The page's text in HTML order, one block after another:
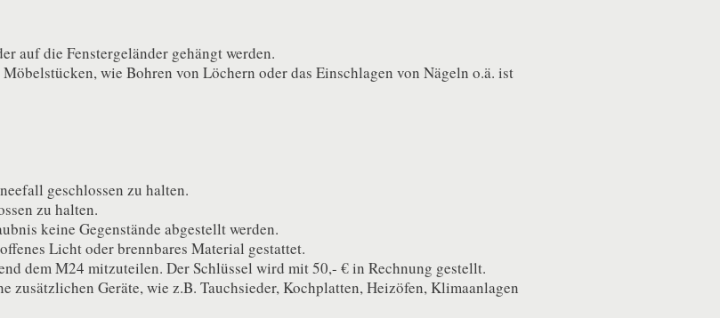
auf die Fenstergeländer gehängt werden.
wie Bohren von Löchern oder das Einschlagen von Nägeln o.ä. ist
geschlossen zu halten.
zu halten.
keine Gegenstände abgestellt werden.
Licht oder brennbares Material gestattet.
dem M24 mitzuteilen. Der Schlüssel wird mit 50,- € in Rechnung gestellt.
zusätzlichen Geräte, wie z.B. Tauchsieder, Kochplatten, Heizöfen, Klimaanlagen